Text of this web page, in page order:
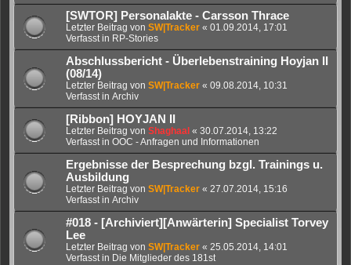
[SWTOR] Personalakte - Carsson Thrace
Letzter Beitrag von SW|Tracker « 01.09.2014, 17:01
Verfasst in RP-Stories
Abschlussbericht - Überlebenstraining Hoyjan II
(08/14)
Letzter Beitrag von SW|Tracker « 09.08.2014, 10:31
Verfasst in Archiv
[Ribbon] HOYJAN II
Letzter Beitrag von Shaghaal « 30.07.2014, 13:22
Verfasst in OOC - Anfragen und Informationen
Ergebnisse der Besprechung bzgl. Trainings u.
Ausbildung
Letzter Beitrag von SW|Tracker « 27.07.2014, 15:16
Verfasst in Archiv
#018 - [Archiviert][Anwärterin] Specialist Torvey
Lee
Letzter Beitrag von SW|Tracker « 25.05.2014, 14:01
Verfasst in Die Mitglieder des 181st